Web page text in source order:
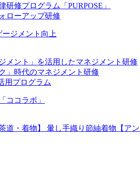
研修プログラム「PURPOSE」
ローアップ研修
ジメント向上
メント」を活用したマネジメント研修
」時代のマネジメント研修
用プログラム
ココラボ」
道・着物】 暈し手織り節紬着物【ア